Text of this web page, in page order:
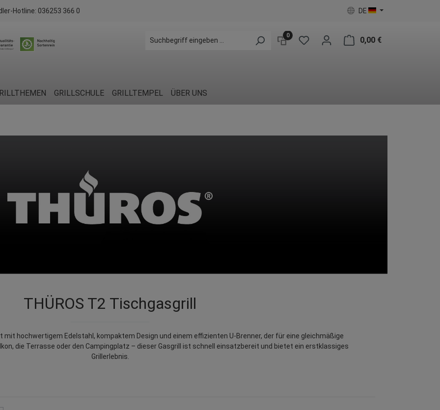
Hotline: 036253 366 0 DE
0 0,00 €
GRILLSCHULE GRILLTEMPEL ÜBER UNS
THÜROS T2 Tischgasgrill
mit hochwertigem Edelstahl, kompaktem Design und einem effizienten U-Brenner, der für eine gleichmäßige
die Terrasse oder den Campingplatz – dieser Gasgrill ist schnell einsatzbereit und bietet ein erstklassiges
Grillerlebnis.